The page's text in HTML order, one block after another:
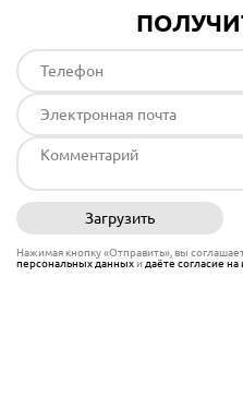
Загрузить
Нажимая кнопку «Отправить», вы
персональных данныхи даёте согласие на